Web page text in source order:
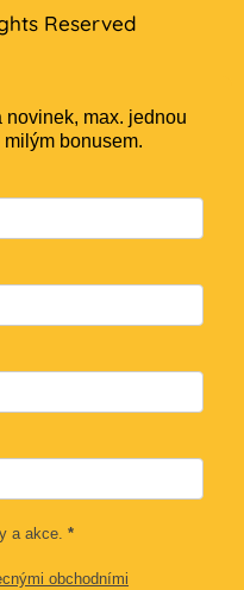
Reserved
novinek, max. jednou
bonusem.
a akce. *
obchodními